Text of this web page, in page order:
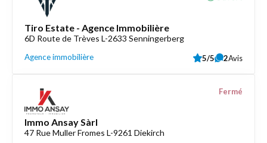
Tiro Estate - Agence Immobilière
6D Route de Trèves L-2633 Senningerberg
Agence immobilière 5/5 2Avis
Immo Ansay Sàrl
47 Rue Muller Fromes L-9261 Diekirch
Fermé